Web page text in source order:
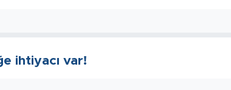
ihtiyacı var!